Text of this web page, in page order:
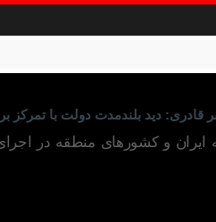
قادری: دید بلندمدت دولت با تمرکز
ایران و کشورهای منطقه در